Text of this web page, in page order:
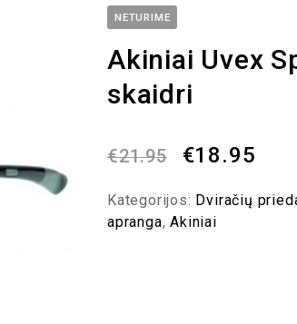
NETURIME
Akiniai Uvex
skaidri
€21.95 €18.95
Kategorijos: Dviračių
apranga,Akiniai